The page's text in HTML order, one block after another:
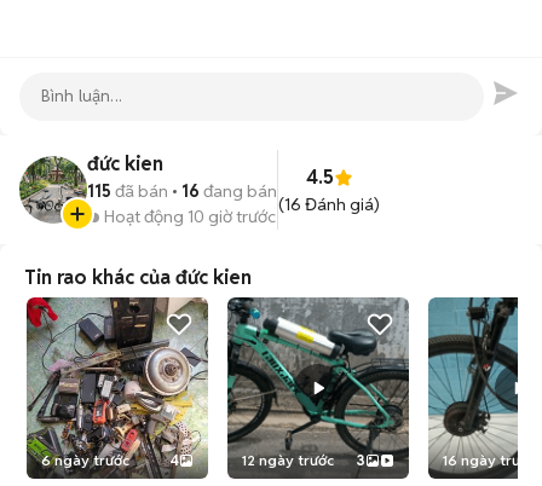
đức kien
115 đã bán 16 đang bán
Hoạt động 10 giờ trước
4.5
(16 Đánh giá)
Tin rao khác của đức kien
6 ngày trước 4 12 ngày trước 3 16 ngày trước